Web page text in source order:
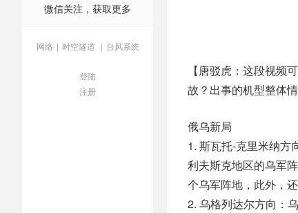
微信关注，获取更多
网络 | 时空隧道 | 台风系统
登陆
注册
【唐驳虎：这段视频
故？出事的机型整体
俄乌新局
1. 斯瓦托-克里米纳方
利夫斯克地区的乌军
个乌军阵地，此外，
2. 乌格列达尔方向：